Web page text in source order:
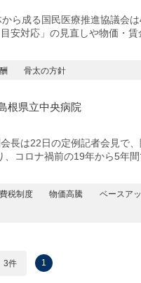
ら成る国民医療推進協議会
安対応」の見直しや物価・
骨太の方針
根県立中央病院
長は22日の定例記者会見で
コロナ禍前の19年から5年
税制度 物価高騰
ベースア
3件 1